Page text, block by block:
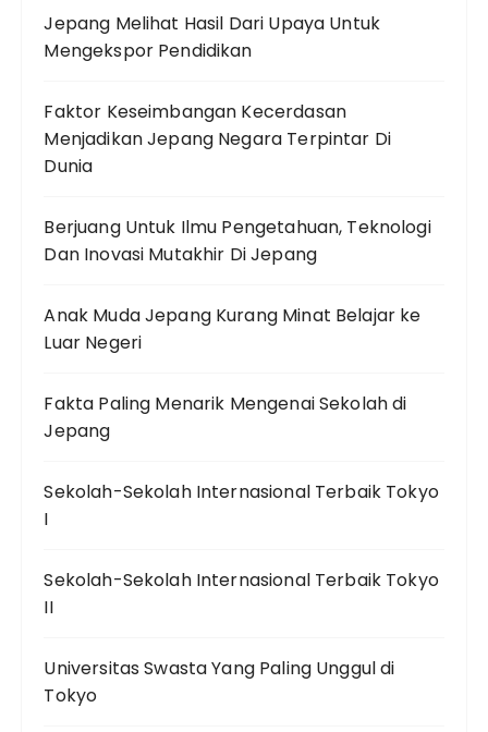
Jepang Melihat Hasil Dari Upaya Untuk
Mengekspor Pendidikan
Faktor Keseimbangan Kecerdasan
Menjadikan Jepang Negara Terpintar Di
Dunia
Berjuang Untuk Ilmu Pengetahuan, Teknologi
Dan Inovasi Mutakhir Di Jepang
Anak Muda Jepang Kurang Minat Belajar ke
Luar Negeri
Fakta Paling Menarik Mengenai Sekolah di
Jepang
Sekolah-Sekolah Internasional Terbaik Tokyo
I
Sekolah-Sekolah Internasional Terbaik Tokyo
II
Universitas Swasta Yang Paling Unggul di
Tokyo